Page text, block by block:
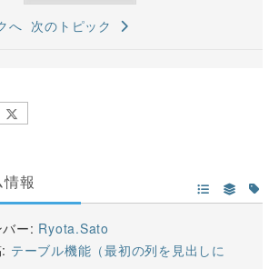
へ 次のトピック
報
ー: Ryota.Sato
テーブル機能（最初の列を見出しに